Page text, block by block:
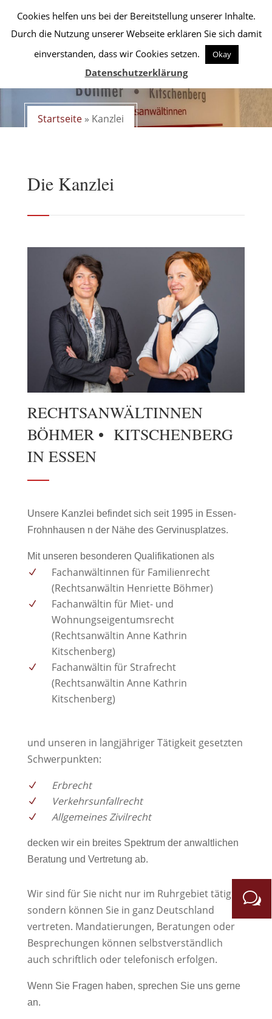
Startseite» Kanzlei
Die Kanzlei
RECHTSANWÄLTINNEN
BÖHMER • KITSCHENBERG
IN ESSEN
Unsere Kanzlei befindet sich seit 1995 in Essen-
Frohnhausen n der Nähe des Gervinusplatzes.
Mit unseren besonderen Qualifikationen als
Fachanwältinnen für Familienrecht
(Rechtsanwältin Henriette Böhmer)
Fachanwältin für Miet- und
Wohnungseigentumsrecht
(Rechtsanwältin Anne Kathrin
Kitschenberg)
Fachanwältin für Strafrecht
(Rechtsanwältin Anne Kathrin
Kitschenberg)
und unseren in langjähriger Tätigkeit gesetzten
Schwerpunkten:
Erbrecht
Verkehrsunfallrecht
Allgemeines Zivilrecht
decken wir ein breites Spektrum der anwaltlichen
Beratung und Vertretung ab.
Wir sind für Sie nicht nur im Ruhrgebiet tätig,
sondern können Sie in ganz Deutschland
vertreten. Mandatierungen, Beratungen oder
Besprechungen können selbstverständlich
auch schriftlich oder telefonisch erfolgen.
Wenn Sie Fragen haben, sprechen Sie uns gerne
an.
Cookies helfen uns bei der Bereitstellung unserer Inhalte.
Durch die Nutzung unserer Webseite erklären Sie sich damit
einverstanden, dass wir Cookies setzen.
Okay
Datenschutzerklärung